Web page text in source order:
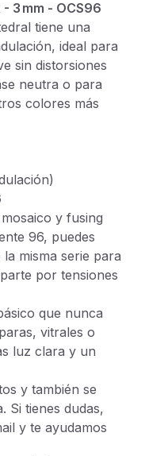
3 mm - OCS96
tiene una
ideal para
sin distorsiones
neutra o para
colores más
y fusing
96, puedes
misma serie para
por tensiones
que nunca
vitrales o
luz clara y un
y también se
Si tienes dudas,
y te ayudamos